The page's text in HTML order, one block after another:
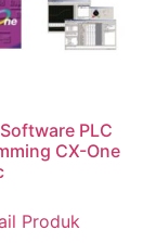
PLC
CX-One
Produk